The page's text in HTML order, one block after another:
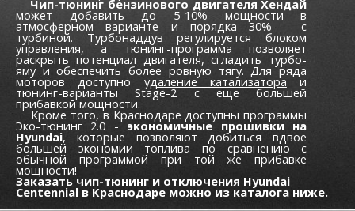
Чип-тюнинг бензинового двигателя Хендай
может добавить до 5-10% мощности в
атмосферном варианте и порядка 30% - с
турбиной. Турбонаддув регулируется блоком
управления, а тюнинг-программа позволяет
раскрыть потенциал двигателя, сгладить турбо-
яму и обеспечить более ровную тягу. Для ряда
моторов доступно удаление катализатора и
тюнинг-варианты Stage-2 с еще большей
прибавкой мощности.
Кроме того, в Краснодаре доступны программы
Эко-тюнинг 2.0 - экономичные прошивки на
Hyundai, которые позволяют добиться вдвое
большей экономии топлива по сравнению с
обычной программой при той же прибавке
мощности!
Заказать чип-тюнинг и отключения Hyundai
Centennial в Краснодаре можно из каталога ниже.